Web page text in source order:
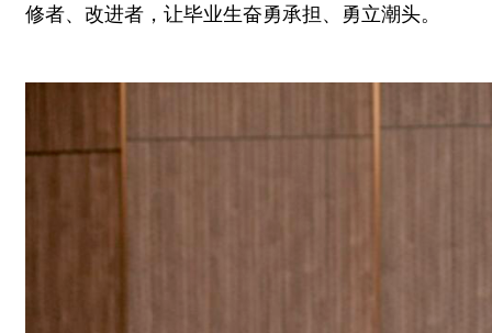
修者、改进者，让毕业生奋勇承担、勇立潮头。